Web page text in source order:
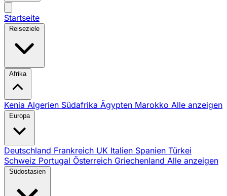
Startseite
Reiseziele
Afrika
Kenia Algerien Südafrika Ägypten Marokko Alle anzeigen
Europa
Deutschland Frankreich UK Italien Spanien Türkei
Schweiz Portugal Österreich Griechenland Alle anzeigen
Südostasien